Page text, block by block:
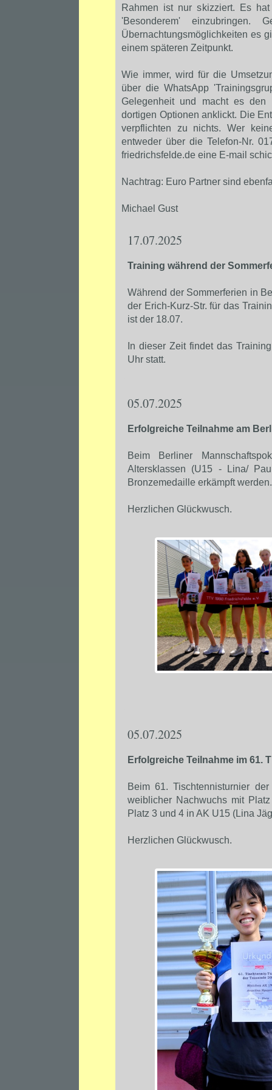
Rahmen ist nur skizziert. Es
'Besonderem' einzubringen.
Übernachtungsmöglichkeiten es
einem späteren Zeitpunkt.
Wie immer, wird für die
über die WhatsApp
Gelegenheit und macht es den
dortigen Optionen anklickt. Die
verpflichten zu nichts. Wer
entweder über die Telefon-Nr.
friedrichsfelde.de eine E-mail
Nachtrag: Euro Partner sind
Michael Gust
17.07.2025
Training während der
Während der Sommerferien in
der Erich-Kurz-Str. für das
ist der 18.07.
In dieser Zeit findet das
Uhr statt.
05.07.2025
Erfolgreiche Teilnahme am
Beim Berliner
Altersklassen (U15 - Lina/
Bronzemedaille erkämpft werden.
Herzlichen Glückwusch.
05.07.2025
Erfolgreiche Teilnahme im 61.
Beim 61. Tischtennisturnier
weiblicher Nachwuchs mit
Platz 3 und 4 in AK U15 (Lina
Herzlichen Glückwusch.